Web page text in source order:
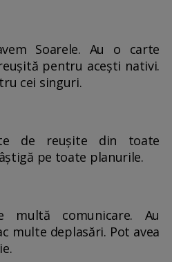
Soarele. Au o carte
pentru aceşti nativi.
cei singuri.
de reuşite din toate
pe toate planurile.
comunicare. Au
multe deplasări. Pot avea